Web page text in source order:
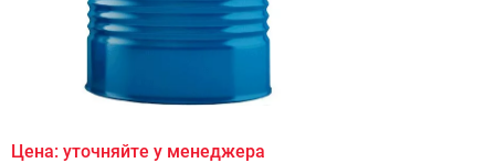
Цена: уточняйте у менеджера